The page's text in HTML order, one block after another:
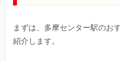
まずは、多摩センター駅のお
紹介します。